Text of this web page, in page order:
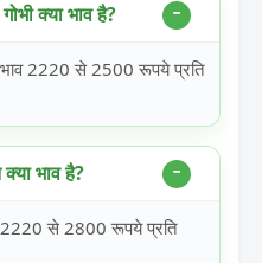
क्या भाव है?
भाव 2220 से 2500 रूपये प्रति
भाव है?
से 2800 रूपये प्रति